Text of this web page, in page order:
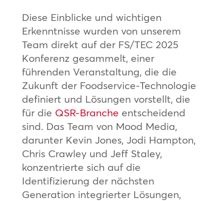
Diese Einblicke und wichtigen
Erkenntnisse wurden von unserem
Team direkt auf der FS/TEC 2025
Konferenz gesammelt, einer
führenden Veranstaltung, die die
Zukunft der Foodservice-Technologie
definiert und Lösungen vorstellt, die
für die QSR-Branche entscheidend
sind. Das Team von Mood Media,
darunter Kevin Jones, Jodi Hampton,
Chris Crawley und Jeff Staley,
konzentrierte sich auf die
Identifizierung der nächsten
Generation integrierter Lösungen,